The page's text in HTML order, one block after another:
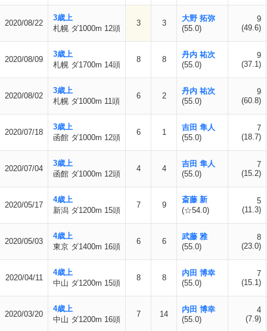
2020/08/22
3歳上
札幌 ダ1000m 12頭
3 3
大野 拓弥
(55.0)
9
(49.6)
2020/08/09
3歳上
札幌 ダ1700m 14頭
8 8
丹内 祐次
(55.0)
9
(37.1)
2020/08/02
3歳上
札幌 ダ1000m 11頭
6 2
丹内 祐次
(55.0)
9
(60.8)
2020/07/18
3歳上
函館 ダ1000m 12頭
6 1
吉田 隼人
(55.0)
7
(18.7)
2020/07/04
3歳上
函館 ダ1000m 12頭
4 4
吉田 隼人
(55.0)
7
(15.2)
2020/05/17
4歳上
新潟 ダ1200m 15頭
7 9
斎藤 新
(☆54.0)
5
(11.3)
2020/05/03
4歳上
東京 ダ1400m 16頭
6 6
武藤 雅
(55.0)
8
(23.0)
2020/04/11
4歳上
中山 ダ1200m 15頭
8 8
内田 博幸
(55.0)
7
(15.1)
2020/03/20
4歳上
中山 ダ1200m 16頭
7 14
内田 博幸
(55.0)
4
(7.9)